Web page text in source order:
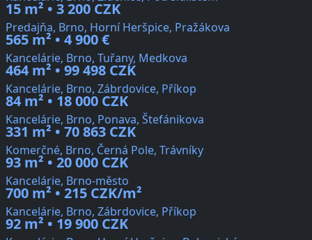
15 m² • 3 200 CZK
Predajňa, Brno, Horní Heršpice, Pražákova
565 m² • 4 900 €
Kancelárie, Brno, Tuřany, Medkova
464 m² • 99 498 CZK
Kancelárie, Brno, Zábrdovice, Příkop
84 m² • 18 000 CZK
Kancelárie, Brno, Ponava, Štefánikova
331 m² • 70 863 CZK
Komerčné, Brno, Černá Pole, Trávníky
93 m² • 20 000 CZK
Kancelárie, Brno-město
700 m² • 215 CZK/m²
Kancelárie, Brno, Zábrdovice, Příkop
92 m² • 19 900 CZK